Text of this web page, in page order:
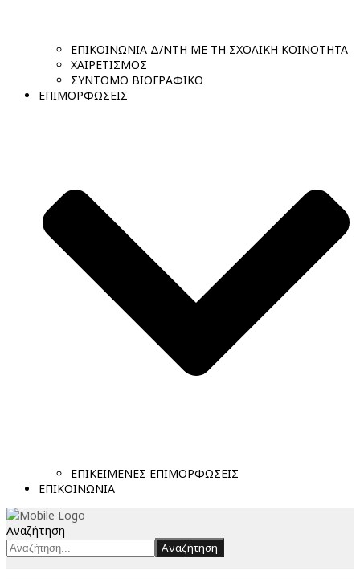
ΕΠΙΚΟΙΝΩΝΙΑ Δ/ΝΤΗ ΜΕ ΤΗ ΣΧΟΛΙΚΗ ΚΟΙΝΟΤΗΤΑ
ΧΑΙΡΕΤΙΣΜΟΣ
ΣΥΝΤΟΜΟ ΒΙΟΓΡΑΦΙΚΟ
ΕΠΙΜΟΡΦΩΣΕΙΣ
ΕΠΙΚΕΙΜΕΝΕΣ ΕΠΙΜΟΡΦΩΣΕΙΣ
ΕΠΙΚΟΙΝΩΝΙΑ
Αναζήτηση
Αναζήτηση